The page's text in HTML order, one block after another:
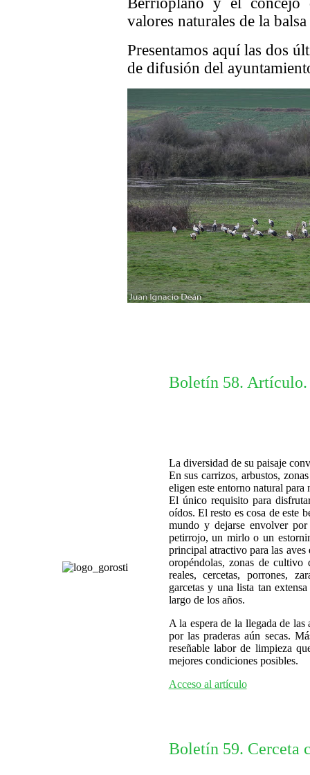
valores naturales de la
Presentamos aquí las dos
de difusión del
Boletín 58.
La diversidad de su paisaje
En sus carrizos, arbustos,
eligen este entorno natural
El único requisito para
oídos. El resto es cosa de este
mundo y dejarse envolver
petirrojo, un mirlo o un
principal atractivo para las aves
oropéndolas, zonas de cultivo
reales, cercetas, porrones,
garcetas y una lista tan
largo de los años.
A la espera de la llegada de las
por las praderas aún secas.
reseñable labor de limpieza
mejores condiciones posibles.
Acceso al artículo
Boletín 59. Cerceta